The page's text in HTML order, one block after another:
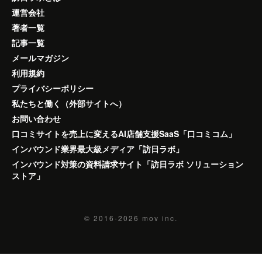
運営会社
著者一覧
記事一覧
メールマガジン
利用規約
プライバシーポリシー
私たちと働く（外部サイトへ）
お問い合わせ
口コミサイトを売上に変えるAI店舗支援SaaS「口コミコム」
インバウンド業界最大級メディア「訪日ラボ」
インバウンド対策の資料請求サイト「訪日ラボ ソリューション
ストア」
© 2016-2026 mov inc.